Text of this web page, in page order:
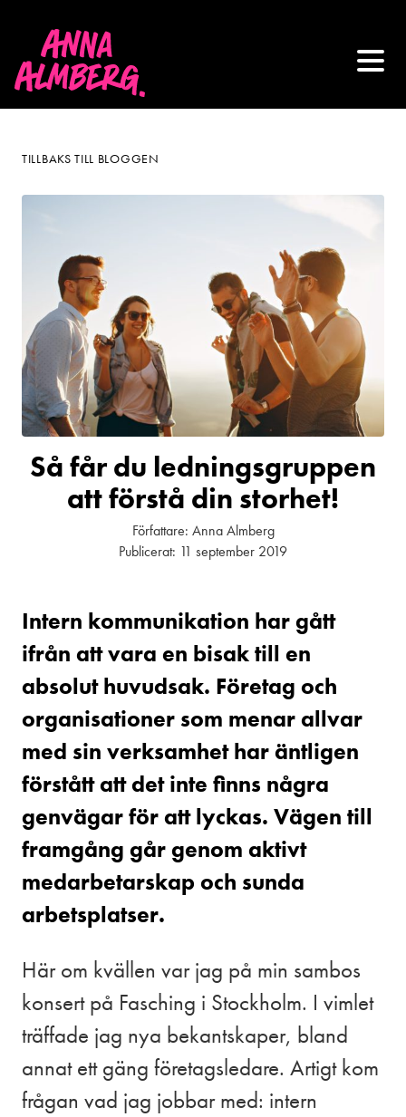
TILLBAKS TILL BLOGGEN
Så får du ledningsgruppen
att förstå din storhet!
Författare: Anna Almberg
Publicerat: 11 september 2019
Intern kommunikation har gått
ifrån att vara en bisak till en
absolut huvudsak. Företag och
organisationer som menar allvar
med sin verksamhet har äntligen
förstått att det inte finns några
genvägar för att lyckas. Vägen till
framgång går genom aktivt
medarbetarskap och sunda
arbetsplatser.
Här om kvällen var jag på min sambos
konsert på Fasching i Stockholm. I vimlet
träffade jag nya bekantskaper, bland
annat ett gäng företagsledare. Artigt kom
frågan vad jag jobbar med: intern